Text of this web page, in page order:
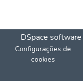
DSpace software
Configurações de
cookies